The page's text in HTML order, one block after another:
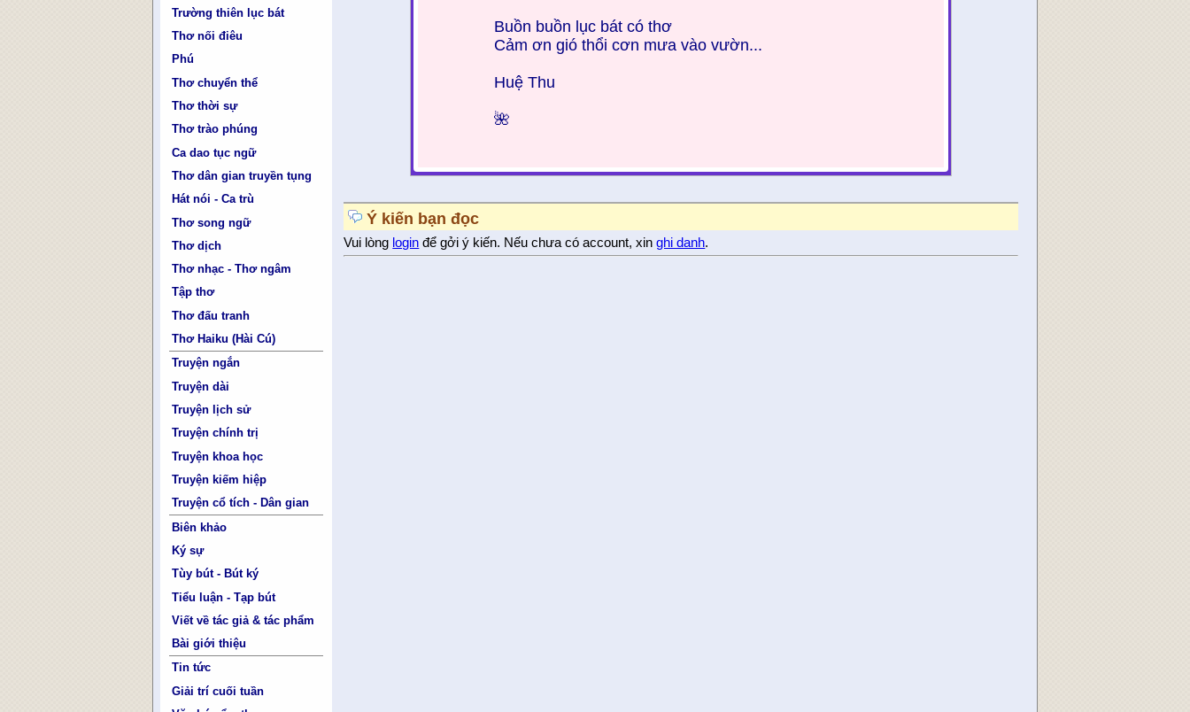
Trường thiên lục bát
Thơ nối điêu
Phú
Thơ chuyển thể
Thơ thời sự
Thơ trào phúng
Ca dao tục ngữ
Thơ dân gian truyền tụng
Hát nói - Ca trù
Thơ song ngữ
Thơ dịch
Thơ nhạc - Thơ ngâm
Tập thơ
Thơ đấu tranh
Thơ Haiku (Hài Cú)
Truyện ngắn
Truyện dài
Truyện lịch sử
Truyện chính trị
Truyện khoa học
Truyện kiếm hiệp
Truyện cổ tích - Dân gian
Biên khảo
Ký sự
Tùy bút - Bút ký
Tiểu luận - Tạp bút
Viết về tác giả & tác phẩm
Bài giới thiệu
Tin tức
Giải trí cuối tuần
Buồn buồn lục bát có thơ
Cảm ơn gió thổi cơn mưa vào vườn...
Huệ Thu
🌺
Ý kiến bạn đọc
Vui lòng login để gởi ý kiến. Nếu chưa có account, xinghi danh.